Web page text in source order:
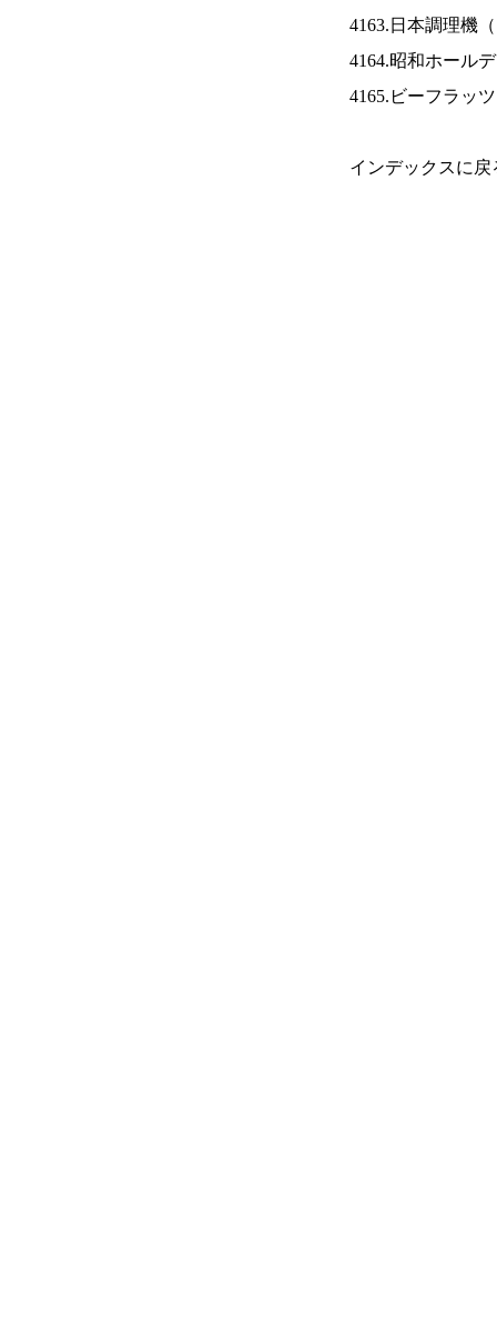
4163.日本調理機（
4164.昭和ホール
4165.ビーフラッ
インデックスに戻